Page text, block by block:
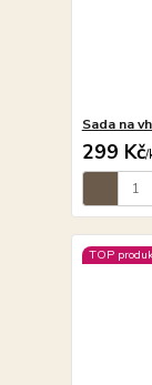
Sada na
299 Kč/
TOP